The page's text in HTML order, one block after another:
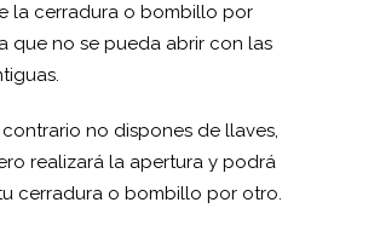
la cerradura o bombillo por
que no se pueda abrir con las
no dispones de llaves,
realizará la apertura y podrá
cerradura o bombillo por otro.